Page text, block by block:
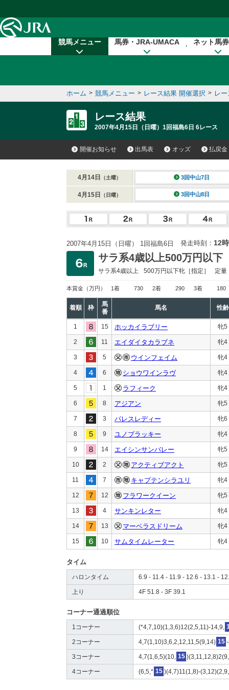
競馬メニュー 馬券・JRA-UMACA ネット馬
ホーム > 競馬メニュー > レース結果 開催選択 > レ
レース結果
2007年4月15日（日曜）1回福島6日 6レース
開催お知らせ 出馬表 オッズ 払戻金
4月14日 （土曜） 3回中山7日
4月15日 （日曜） 3回中山8日
2007年4月15日（日曜） 1回福島6日 発走時刻： 12
サラ系4歳以上500万円以下
サラ系4歳以上 500万円以下牝［指定］ 定量
本賞金 （万円） 1着 730 2着 290 3着 180
着順 枠
馬
番
馬名 性齢
1 15 ホッカイラブリー 牝5
2 11 エイダイタカラブネ 牝4
3 5 ウインフェイム 牝4
4 6 ショウワインラヴ 牝4
5 1 ラフィーク 牝4
6 8 アジアン 牝5
7 3 パレスレディー 牝6
8 9 ユノブラッキー 牝4
9 14 エイシンサンバレー 牝5
10 2 アクティブアクト 牝5
11 7 キャプテンシラユリ 牝4
12 12 フラワークイーン 牝5
13 4 サンキンレター 牝4
14 13 マーベラスドリーム 牝4
15 10 サムタイムレーター 牝4
タイム
ハロンタイム 6.9 - 11.4 - 11.9 - 12.6 - 13.1 -
上り 4F 51.8 - 3F 39.1
コーナー通過順位
1コーナー (*4,7,10)(1,3,6)12(2,5,11)-14,9,
2コーナー 4,7(1,10)3,6,2,12,11,5(9,14) 15
3コーナー 4,7(1,6,5)(10, 15
4コーナー (6,5,* 15 )(4,7)11(1,8)-